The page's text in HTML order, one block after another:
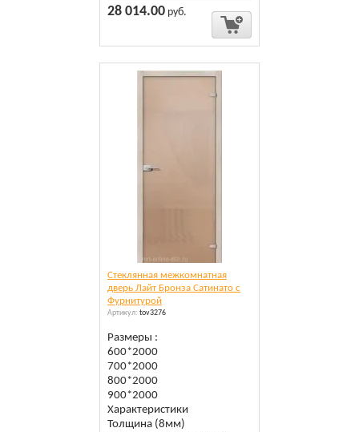
28 014.00 руб.
Cтеклянная межкомнатная
дверь Лайт Бронза Сатинато c
Фурнитурой
Артикул: tov3276
Размеры :
600*2000
700*2000
800*2000
900*2000
Характеристики
Толщина (8мм)